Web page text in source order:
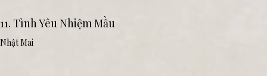
11. Tình Yêu Nhiệm Mầu
Nhật Mai